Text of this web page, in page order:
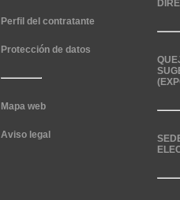
Perfil del contratante
Protección de datos
Mapa web
Aviso legal